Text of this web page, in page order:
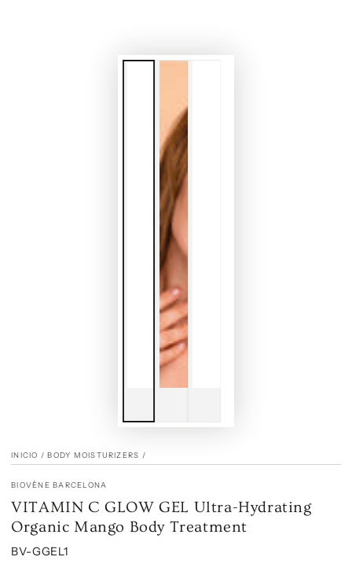
INICIO / BODY MOISTURIZERS /
BIOVÈNE BARCELONA
VITAMIN C GLOW GEL Ultra-Hydrating
Organic Mango Body Treatment
BV-GGEL1